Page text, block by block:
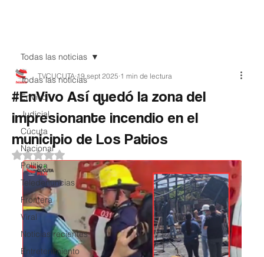
Todas las noticias
EnVivo
Judicial
Cúcuta
Nacional
Política
Teledenuncias
Frontera
Viral
Noticias recientes
Entretenimiento
Todas las noticias
#EnVivo Así quedó la zona del
impresionante incendio en el
municipio de Los Patios
TVCUCUTA 19 sept 2025 1 min de lectura
Obtuvo NaN de 5 estrellas.